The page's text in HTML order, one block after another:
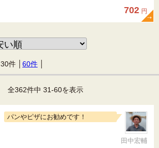
702 円
30件 60件
全362件中 31-60を表示
パンやピザにお勧めです！
田中宏輔